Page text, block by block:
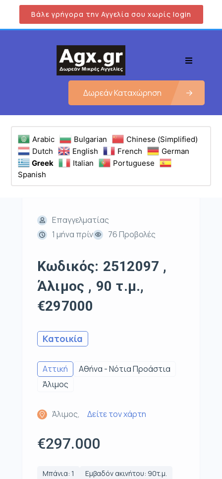
Βάλε γρήγορα την Αγγελία σου χωρίς login
Δωρεάν Καταχώρηση
Arabic Bulgarian
Chinese (Simplified)
Dutch
English French
German
Greek
Italian
Portuguese
Spanish
Επαγγελματίας
1 μήνα πρίν
76 Προβολές
Κωδικός: 2512097 ,
Άλιμος , 90 τ.μ.,
€297000
Κατοικία
Αττική
Αθήνα - Νότια Προάστια
Άλιμος
Άλιμος, Δείτε τον χάρτη
€297.000
Μπάνια: 1 Εμβαδόν ακινήτου: 90τ.μ.